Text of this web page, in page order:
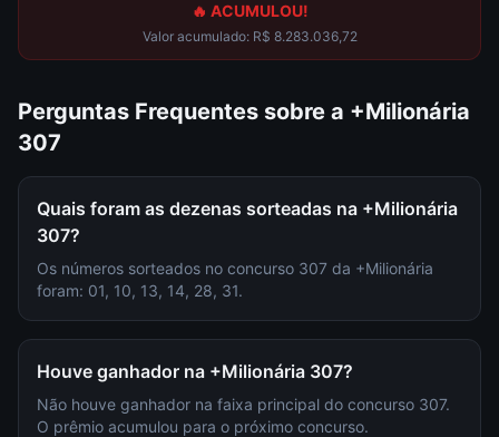
🔥 ACUMULOU!
Valor acumulado: R$ 8.283.036,72
Perguntas Frequentes sobre a +Milionária
307
Quais foram as dezenas sorteadas na +Milionária
307?
Os números sorteados no concurso 307 da +Milionária
foram: 01, 10, 13, 14, 28, 31.
Houve ganhador na +Milionária 307?
Não houve ganhador na faixa principal do concurso 307.
O prêmio acumulou para o próximo concurso.